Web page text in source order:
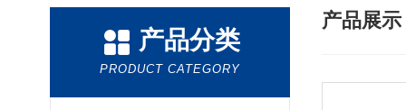
产品分类
PRODUCT CATEGORY
产品展示